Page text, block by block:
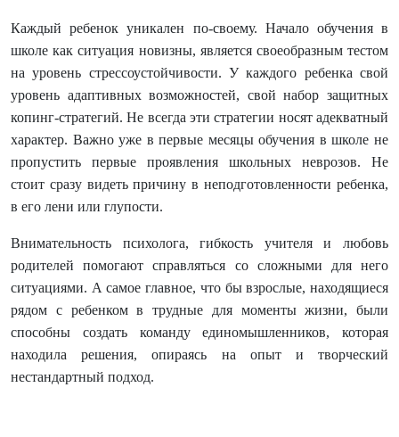
Каждый ребенок уникален по-своему. Начало обучения в
школе как ситуация новизны, является своеобразным тестом
на уровень стрессоустойчивости. У каждого ребенка свой
уровень адаптивных возможностей, свой набор защитных
копинг-стратегий. Не всегда эти стратегии носят адекватный
характер. Важно уже в первые месяцы обучения в школе не
пропустить первые проявления школьных неврозов. Не
стоит сразу видеть причину в неподготовленности ребенка,
в его лени или глупости.
Внимательность психолога, гибкость учителя и любовь
родителей помогают справляться со сложными для него
ситуациями. А самое главное, что бы взрослые, находящиеся
рядом с ребенком в трудные для моменты жизни, были
способны создать команду единомышленников, которая
находила решения, опираясь на опыт и творческий
нестандартный подход.